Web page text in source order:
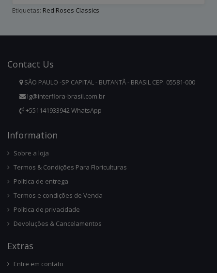
Etiquetas: Red Roses Classics
Contact Us
SÃO PAULO -SP CAPITAL - BUTANTÃ - BRASIL CEP. 05581-000
lg@interflora-brasil.com.br
+551141933942 WhatsApp
InforMation
Sobre a loja
Termos & Condições Para Floriculturas
Política de entrega
Termos e condições de Venda
Política de privacidade
Devoluções & Cancelamentos
ExtRas
Entre em contato